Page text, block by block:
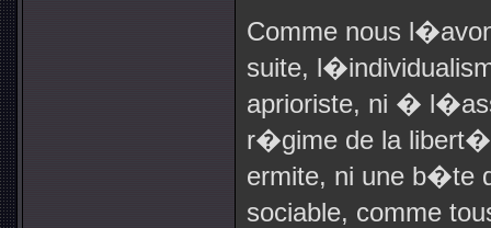
Comme nous
suite,
aprioriste, ni �
r�gime de la
ermite, ni une b�te
sociable, comme